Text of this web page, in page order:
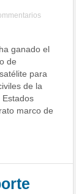
ganado el
de
para
de la
Estados
marco de